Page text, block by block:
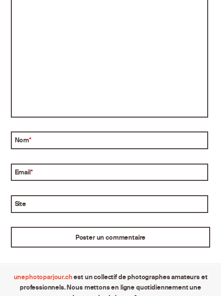
Nom*
Email*
Site
unephotoparjour.chest un collectif de photographes amateurs et
professionnels. Nous mettons en ligne quotidiennement une